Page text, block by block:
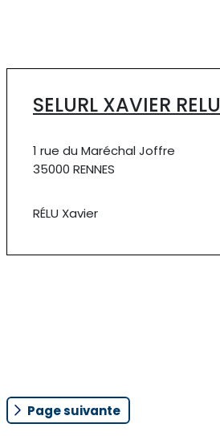
SELURL XAVIER RELU
1 rue du Maréchal Joffre
35000 RENNES
RÉLU Xavier
Page suivante